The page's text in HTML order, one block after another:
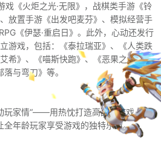
戏《火炬之光·无限》，战棋类手游《铃
放置手游《出发吧麦芬》、模拟经营手
《伊瑟·重启日》。此外，心动还发行
游戏，包括：《泰拉瑞亚》、《人类跌
希》、《喵斯快跑》、《恶果之地》、
落与弯刀》等。
玩家情“——用热忱打造高品质游戏，提
全年龄玩家享受游戏的独特乐趣。